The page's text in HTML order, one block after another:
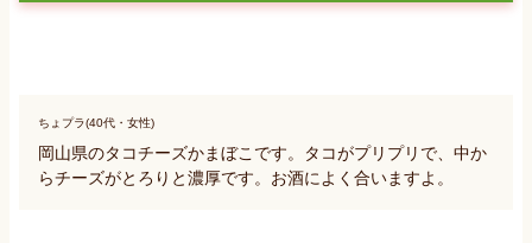
ちょプラ(40代・女性)
岡山県のタコチーズかまぼこです。タコがプリプリで、中か
らチーズがとろりと濃厚です。お酒によく合いますよ。